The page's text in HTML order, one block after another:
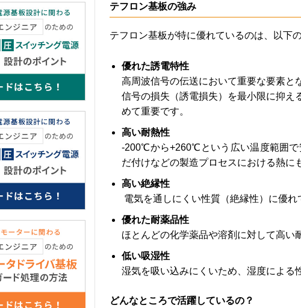
テフロン基板の強み
テフロン基板が特に優れているのは、以下の
優れた誘電特性
高周波信号の伝送において重要な要素と
信号の損失（誘電損失）を最小限に抑え
めて重要です。
高い耐熱性
-200℃から+260℃という広い温度範囲で
だ付けなどの製造プロセスにおける熱に
高い絶縁性
電気を通しにくい性質（絶縁性）に優
優れた耐薬品性
ほとんどの化学薬品や溶剤に対して高い
低い吸湿性
湿気を吸い込みにくいため、湿度による
どんなところで活躍しているの？